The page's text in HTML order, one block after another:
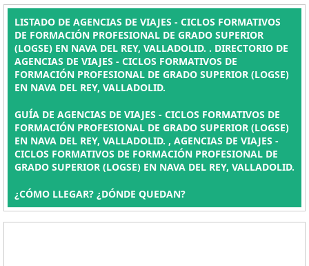
LISTADO DE AGENCIAS DE VIAJES - CICLOS FORMATIVOS
DE FORMACIÓN PROFESIONAL DE GRADO SUPERIOR
(LOGSE) EN NAVA DEL REY, VALLADOLID. . DIRECTORIO DE
AGENCIAS DE VIAJES - CICLOS FORMATIVOS DE
FORMACIÓN PROFESIONAL DE GRADO SUPERIOR (LOGSE)
EN NAVA DEL REY, VALLADOLID.
GUÍA DE AGENCIAS DE VIAJES - CICLOS FORMATIVOS DE
FORMACIÓN PROFESIONAL DE GRADO SUPERIOR (LOGSE)
EN NAVA DEL REY, VALLADOLID. , AGENCIAS DE VIAJES -
CICLOS FORMATIVOS DE FORMACIÓN PROFESIONAL DE
GRADO SUPERIOR (LOGSE) EN NAVA DEL REY, VALLADOLID.
¿CÓMO LLEGAR? ¿DÓNDE QUEDAN?